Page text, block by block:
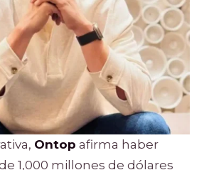
Ontop afirma haber
1,000 millones de dólares